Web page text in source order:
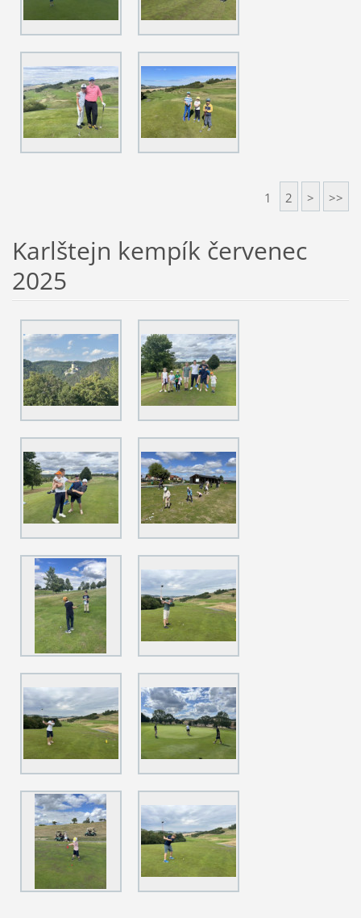
1 2 > >>
Karlštejn kempík červenec
2025